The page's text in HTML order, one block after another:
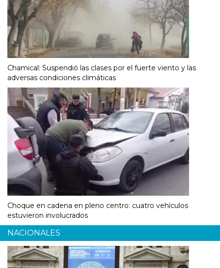
Chamical: Suspendió las clases por el fuerte viento y las
adversas condiciones climáticas
Choque en cadena en pleno centro: cuatro vehículos
estuvieron involucrados
NACIONALES